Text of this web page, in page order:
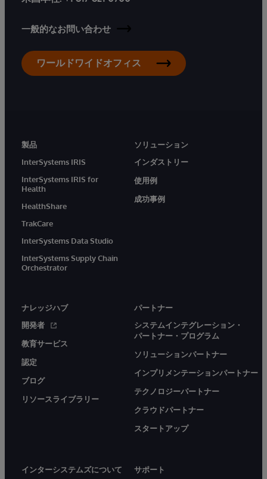
一般的なお問い合わせ
ワールドワイドオフィス
製品
InterSystems IRIS
InterSystems IRIS for
Health
HealthShare
TrakCare
InterSystems Data Studio
InterSystems Supply Chain
Orchestrator
ソリューション
インダストリー
使用例
成功事例
ナレッジハブ
開発者
教育サービス
認定
ブログ
リソースライブラリー
パートナー
システムインテグレーション・
パートナー・プログラム
ソリューションパートナー
インプリメンテーションパートナー
テクノロジーパートナー
クラウドパートナー
スタートアップ
インターシステムズについて サポート